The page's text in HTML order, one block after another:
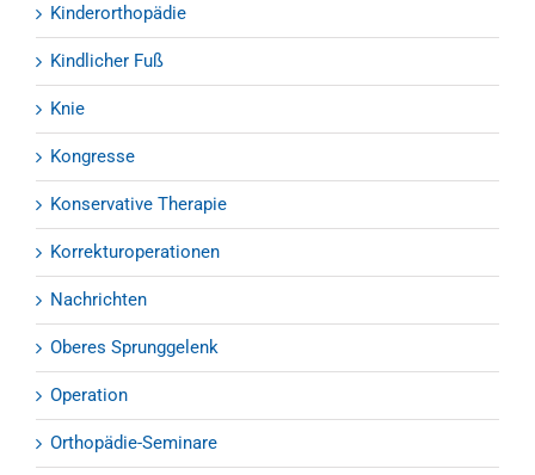
Kinderorthopädie
Kindlicher Fuß
Knie
Kongresse
Konservative Therapie
Korrekturoperationen
Nachrichten
Oberes Sprunggelenk
Operation
Orthopädie-Seminare